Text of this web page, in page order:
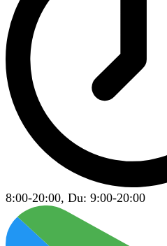
8:00-20:00, Du: 9:00-20:00